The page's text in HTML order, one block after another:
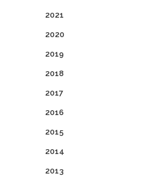
2021
2020
2019
2018
2017
2016
2015
2014
2013